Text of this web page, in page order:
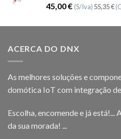
Avaliação
5.00
de 5
45,00€ (S/Iva)55,35€
ACERCA DO DNX
As melhores soluções e
domótica IoT com integração
Escolha, encomende e já está!...
da sua morada! ...